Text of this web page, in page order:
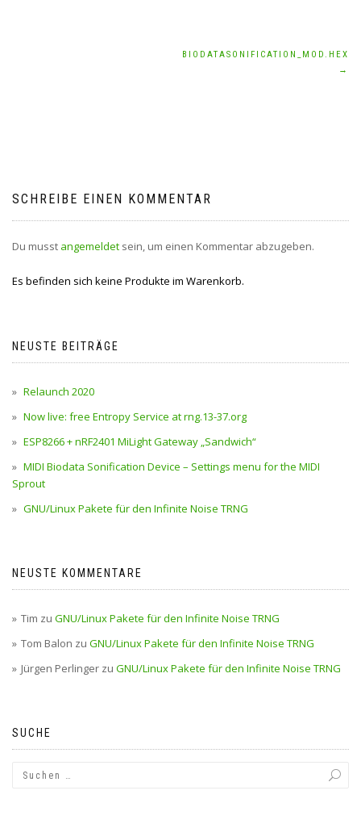
BeitragsnavigationBIODATASONIFICATION_MOD.HEX
→
SCHREIBE EINEN KOMMENTAR
Du musst angemeldet sein, um einen Kommentar abzugeben.
Es befinden sich keine Produkte im Warenkorb.
NEUSTE BEITRÄGE
Relaunch 2020
Now live: free Entropy Service at rng.13-37.org
ESP8266 + nRF2401 MiLight Gateway „Sandwich“
MIDI Biodata Sonification Device – Settings menu for the MIDI
Sprout
GNU/Linux Pakete für den Infinite Noise TRNG
NEUSTE KOMMENTARE
Tim zu GNU/Linux Pakete für den Infinite Noise TRNG
Tom Balon zu GNU/Linux Pakete für den Infinite Noise TRNG
Jürgen Perlinger zu GNU/Linux Pakete für den Infinite Noise TRNG
SUCHE